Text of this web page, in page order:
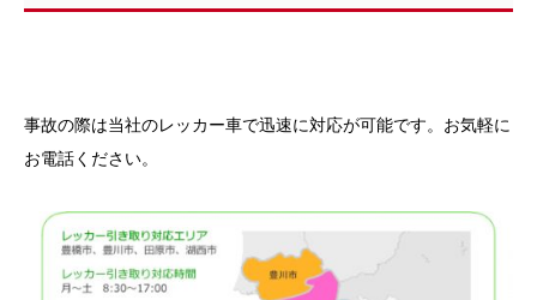
事故の際は当社のレッカー車で迅速に対応が可能です。お気軽に
お電話ください。